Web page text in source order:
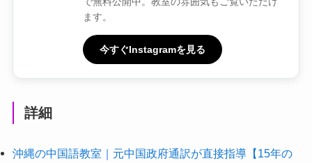
ます。
今すぐInstagramを見る
詳細
沖縄の中国語教室｜元中国政府通訳が直接指導【15年の